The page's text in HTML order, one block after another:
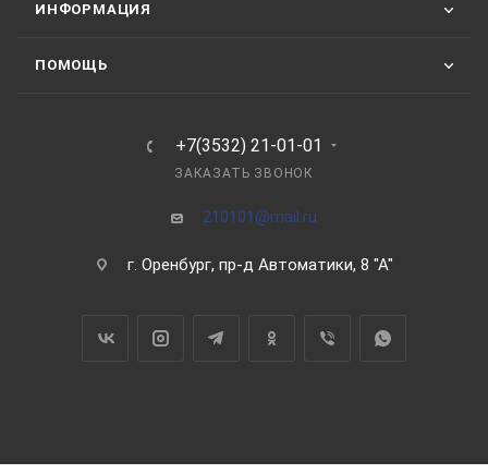
ИНФОРМАЦИЯ
ПОМОЩЬ
+7(3532) 21-01-01
ЗАКАЗАТЬ ЗВОНОК
210101@mail.ru
г. Оренбург, пр-д Автоматики, 8 "А"